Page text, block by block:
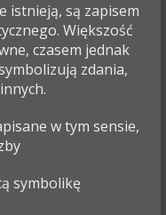
istnieją, są zapisem
Większość
czasem jednak
zdania,
w tym sensie,
symbolikę